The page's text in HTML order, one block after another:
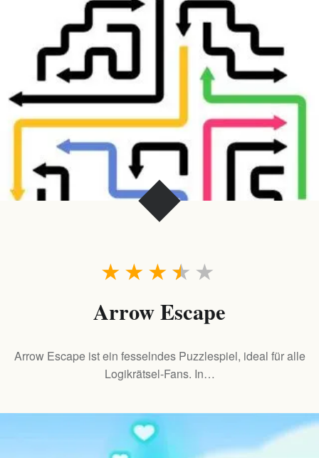
★
★
★
★
★
Arrow Escape
Arrow Escape ist ein fesselndes Puzzlespiel, ideal für alle
Logikrätsel-Fans. In…